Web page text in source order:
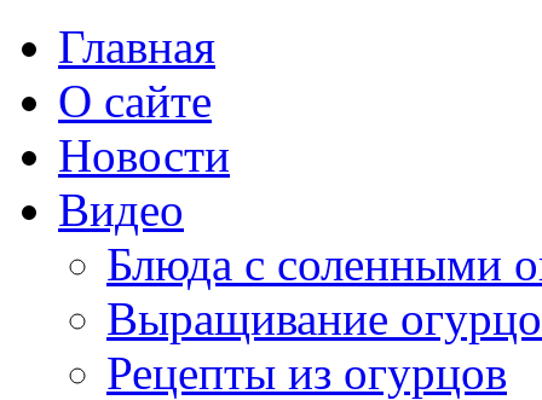
Главная
О сайте
Новости
Видео
Блюда с соленными
Выращивание
Рецепты из огурцов